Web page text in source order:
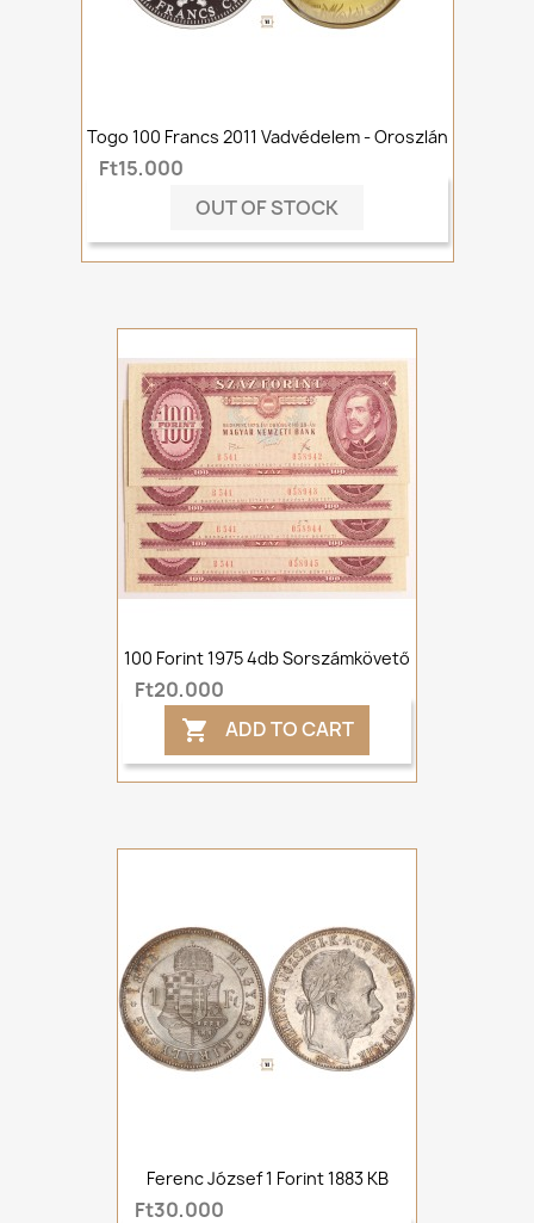
Togo 100 Francs 2011 Vadvédelem - Oroszlán
Ft15,000
OUT OF STOCK
100 Forint 1975 4db Sorszámkövető
Ft20,000
 ADD TO CART
Ferenc József 1 Forint 1883 KB
Ft30,000